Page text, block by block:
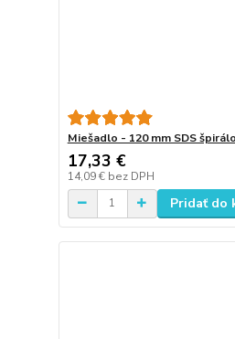
Miešadlo - 120 mm SDS
17,33 €
14,09 € bez DPH
Pridať do